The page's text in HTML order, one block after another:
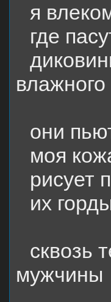
я
где
они
моя
рисует
их
сквозь
мужчины